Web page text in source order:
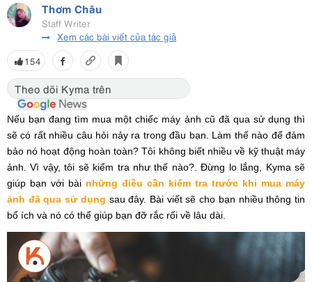
Thơm Châu
Staff Writer
Xem các bài viết của tác giả
154
Theo dõi Kyma trên
Nếu bạn đang tìm mua một chiếc máy ảnh cũ đã qua sử dụng thì
sẽ có rất nhiều câu hỏi nảy ra trong đầu bạn. Làm thế nào để đảm
bảo nó hoạt động hoàn toàn? Tôi không biết nhiều về kỹ thuật máy
ảnh. Vì vậy, tôi sẽ kiểm tra như thế nào?. Đừng lo lắng, Kyma sẽ
giúp bạn với bài những điều cần kiểm tra trước khi mua máy
ảnh đã qua sử dụng sau đây. Bài viết sẽ cho bạn nhiều thông tin
bổ ích và nó có thể giúp bạn đỡ rắc rối về lâu dài.